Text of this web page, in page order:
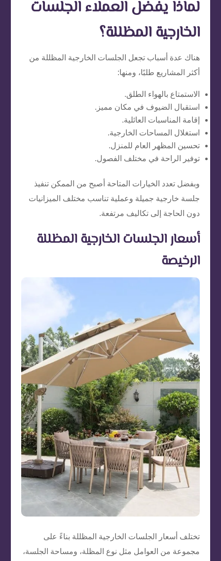
لماذا يفضل العملاء الجلسات
الخارجية المظللة؟
هناك عدة أسباب تجعل الجلسات الخارجية المظللة من
أكثر المشاريع طلبًا، ومنها:
الاستمتاع بالهواء الطلق.
استقبال الضيوف في مكان مميز.
إقامة المناسبات العائلية.
استغلال المساحات الخارجية.
تحسين المظهر العام للمنزل.
توفير الراحة في مختلف الفصول.
وبفضل تعدد الخيارات المتاحة أصبح من الممكن تنفيذ
جلسة خارجية جميلة وعملية تناسب مختلف الميزانيات
دون الحاجة إلى تكاليف مرتفعة.
أسعار الجلسات الخارجية المظللة
الرخيصة
تختلف أسعار الجلسات الخارجية المظللة بناءً على
مجموعة من العوامل مثل نوع المظلة، ومساحة الجلسة،